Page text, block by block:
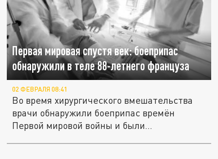
Первая мировая спустя век: боеприпас
обнаружили в теле 88-летнего француза
02 ФЕВРАЛЯ 08:41
Во время хирургического вмешательства
врачи обнаружили боеприпас времён
Первой мировой войны и были